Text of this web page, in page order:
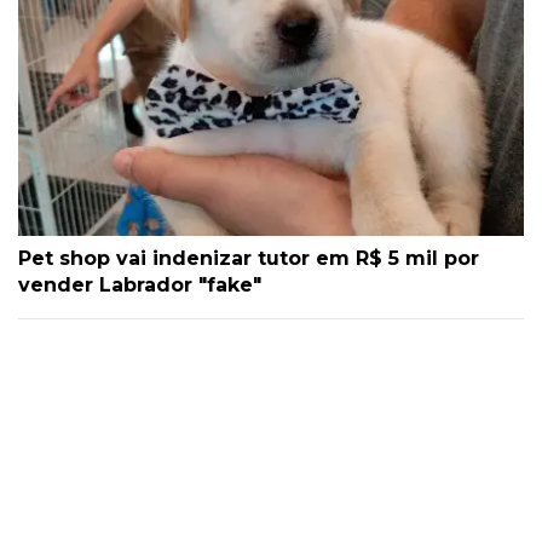
Pet shop vai indenizar tutor em R$ 5 mil por
vender Labrador "fake"